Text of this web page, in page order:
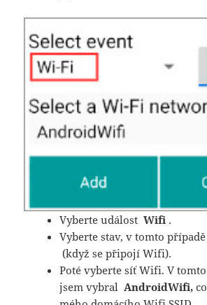
Vyberte událost Wifi .
Vyberte stav, v tomto případě
(když se připojí Wifi).
Poté vyberte síť Wifi. V
jsem vybral AndroidWifi,